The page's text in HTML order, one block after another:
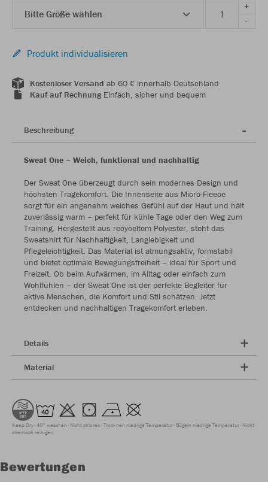
Bitte Größe wählen
+
-
Produkt individualisieren
Kostenloser Versand ab 60 € innerhalb Deutschland
Kauf auf RechnungEinfach, sicher und bequem
Beschreibung
Sweat One – Weich, funktional und nachhaltig
Der Sweat One überzeugt durch sein modernes Design und
höchsten Tragekomfort. Die Innenseite aus Micro-Fleece
sorgt für ein angenehm weiches Gefühl auf der Haut und hält
zuverlässig warm – perfekt für kühle Tage oder den Weg zum
Training. Hergestellt aus recyceltem Polyester, steht das
Sweatshirt für Nachhaltigkeit, Langlebigkeit und
Pflegeleichtigkeit. Das Material ist atmungsaktiv, formstabil
und bietet optimale Bewegungsfreiheit – ideal für Sport und
Freizeit. Ob beim Aufwärmen, im Alltag oder einfach zum
Wohlfühlen – der Sweat One ist der perfekte Begleiter für
aktive Menschen, die Komfort und Stil schätzen. Jetzt
entdecken und nachhaltigen Tragekomfort erleben.
Details
Material
Keep Dry 40° waschen Nicht chloren Trocknen niedrige Temperatur Bügeln niedrige Temperatur Nicht
chemisch reinigen
Bewertungen